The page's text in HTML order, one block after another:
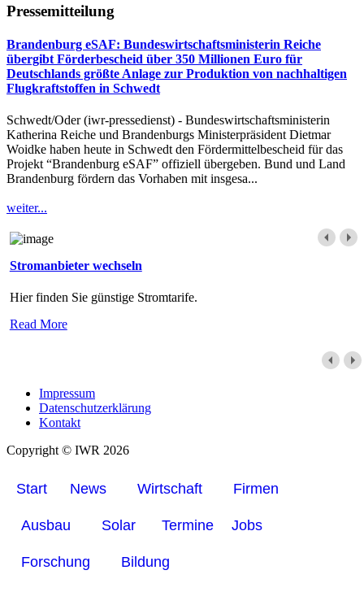
Pressemitteilung
Brandenburg eSAF: Bundeswirtschaftsministerin Reiche
übergibt Förderbescheid über 350 Millionen Euro für
Deutschlands größte Anlage zur Produktion von nachhaltigen
Flugkraftstoffen in Schwedt
Schwedt/Oder (iwr-pressedienst) - Bundeswirtschaftsministerin
Katherina Reiche und Brandenburgs Ministerpräsident Dietmar
Woidke haben heute in Schwedt den Fördermittelbescheid für das
Projekt “Brandenburg eSAF” offiziell übergeben. Bund und Land
Brandenburg fördern das Vorhaben mit insgesa...
weiter...
Stromanbieter wechseln
Hier finden Sie günstige Stromtarife.
Read More
Impressum
Datenschutzerklärung
Kontakt
Copyright © IWR 2026
Start News Wirtschaft Firmen
Ausbau Solar Termine Jobs
Forschung Bildung